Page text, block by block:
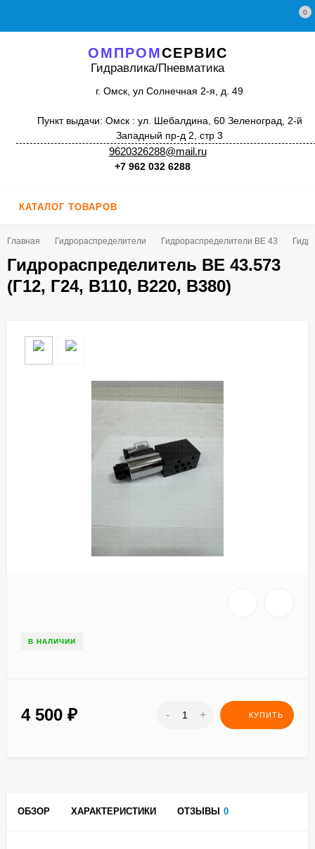
0
ОМПРОМСЕРВИС
Гидравлика/Пневматика
г. Омск, ул Солнечная 2-я, д. 49
Пункт выдачи: Омск : ул. Шебалдина, 60 Зеленоград, 2-й
Западный пр-д 2, стр 3
9620326288@mail.ru
+7 962 032 6288
КАТАЛОГ ТОВАРОВ
Главная Гидрораспределители Гидрораспределители ВЕ 43
Гидрораспределитель ВЕ 43.573
(Г12, Г24, В110, В220, В380)
В НАЛИЧИИ
4 500 ₽ - + КУПИТЬ
ОБЗОР ХАРАКТЕРИСТИКИ ОТЗЫВЫ 0